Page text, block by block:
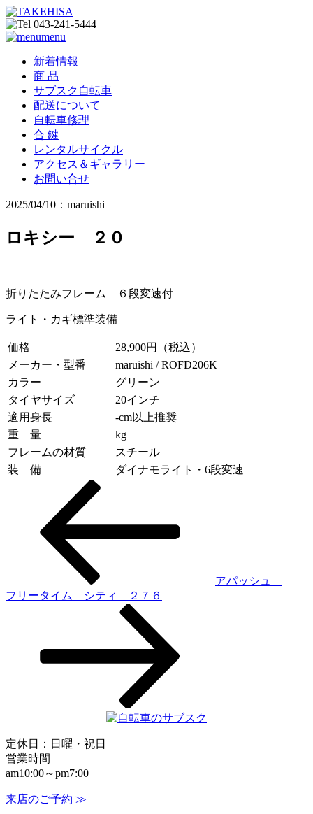
menu
新着情報
商 品
サブスク自転車
配送について
自転車修理
合 鍵
レンタルサイクル
アクセス＆ギャラリー
お問い合せ
2025/04/10：maruishi
ロキシー ２０
折りたたみフレーム ６段変速付
ライト・カギ標準装備
価格
28,900円（税込）
メーカー・型番
maruishi / ROFD206K
カラー
グリーン
タイヤサイズ
20インチ
適用身長
-cm以上推奨
重 量
kg
フレームの材質
スチール
装 備
ダイナモライト・6段変速
ー
アパッシュ
フリータイム シティ ２７６
定休日：日曜・祝日
営業時間
am10:00～pm7:00
来店のご予約 ≫